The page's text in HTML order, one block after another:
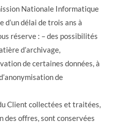
Nationale Informatique
délai de trois ans à
réserve : – des possibilités
d’archivage,
de certaines données, à
de
Client collectées et traitées,
des offres, sont conservées